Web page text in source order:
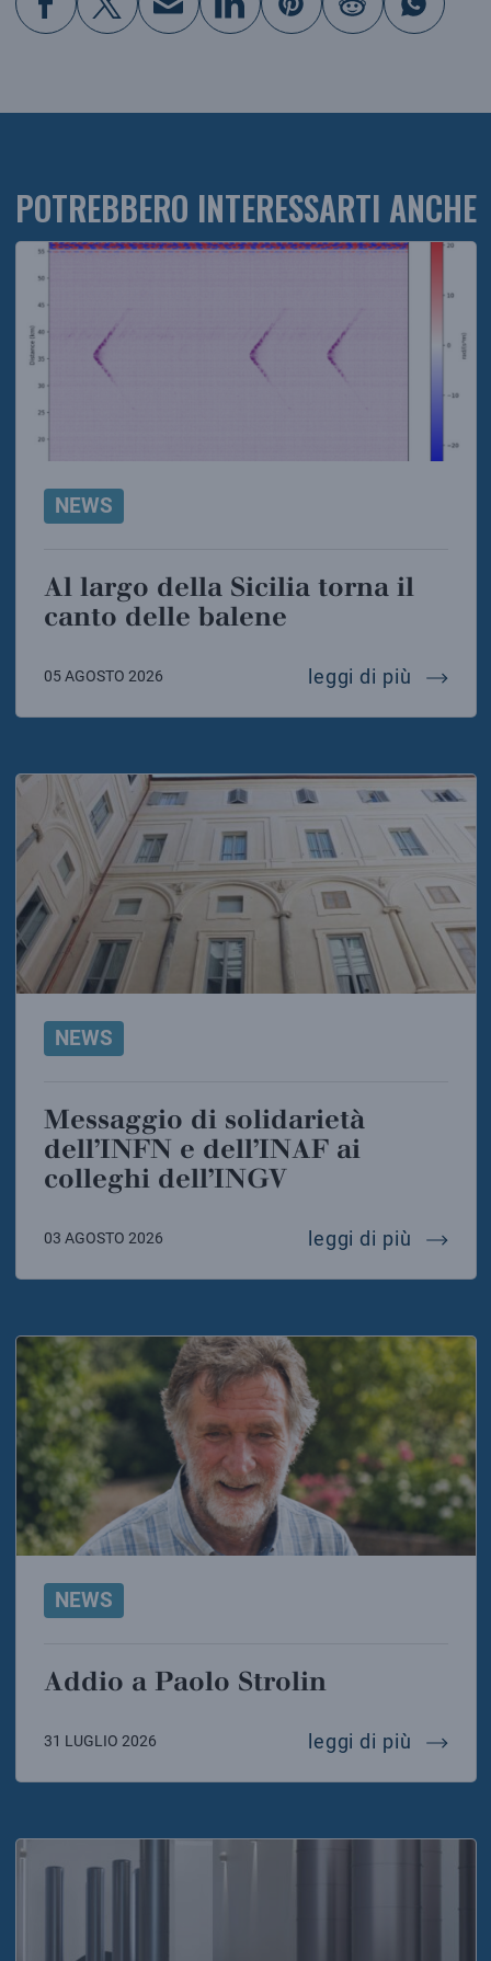
POTREBBERO INTERESSARTI ANCHE
NEWS
Al largo della Sicilia torna il
canto delle balene
05 AGOSTO 2026 leggi di più al
NEWS
Messaggio di solidarietà
dell’INFN e dell’INAF ai
colleghi dell’INGV
03 AGOSTO 2026 leggi di più
NEWS
Addio a Paolo Strolin
31 LUGLIO 2026 leggi di più addio